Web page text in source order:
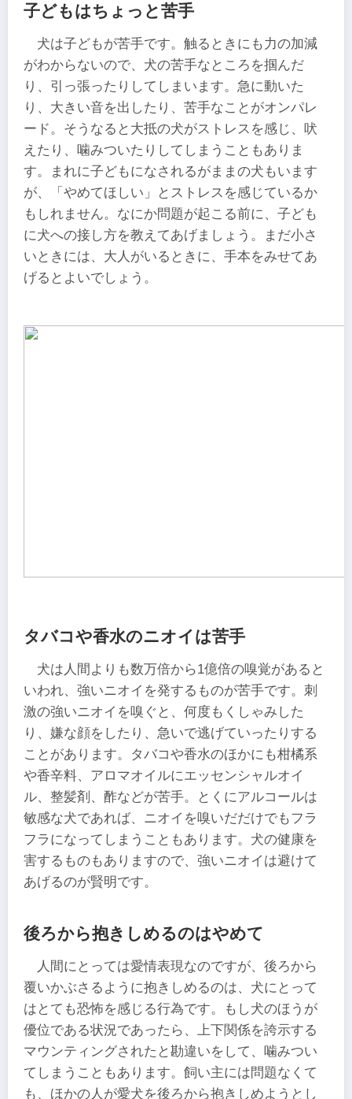
子どもはちょっと苦手
犬は子どもが苦手です。触るときにも力の加減
がわからないので、犬の苦手なところを掴んだ
り、引っ張ったりしてしまいます。急に動いた
り、大きい音を出したり、苦手なことがオンパレ
ード。そうなると大抵の犬がストレスを感じ、吠
えたり、噛みついたりしてしまうこともありま
す。まれに子どもになされるがままの犬もいます
が、「やめてほしい」とストレスを感じているか
もしれません。なにか問題が起こる前に、子ども
に犬への接し方を教えてあげましょう。まだ小さ
いときには、大人がいるときに、手本をみせてあ
げるとよいでしょう。
タバコや香水のニオイは苦手
犬は人間よりも数万倍から1億倍の嗅覚があると
いわれ、強いニオイを発するものが苦手です。刺
激の強いニオイを嗅ぐと、何度もくしゃみした
り、嫌な顔をしたり、急いで逃げていったりする
ことがあります。タバコや香水のほかにも柑橘系
や香辛料、アロマオイルにエッセンシャルオイ
ル、整髪剤、酢などが苦手。とくにアルコールは
敏感な犬であれば、ニオイを嗅いだだけでもフラ
フラになってしまうこともあります。犬の健康を
害するものもありますので、強いニオイは避けて
あげるのが賢明です。
後ろから抱きしめるのはやめて
人間にとっては愛情表現なのですが、後ろから
覆いかぶさるように抱きしめるのは、犬にとって
はとても恐怖を感じる行為です。もし犬のほうが
優位である状況であったら、上下関係を誇示する
マウンティングされたと勘違いをして、噛みつい
てしまうこともあります。飼い主には問題なくて
も、ほかの人が愛犬を後ろから抱きしめようとし